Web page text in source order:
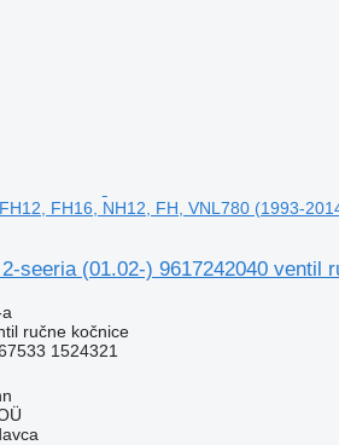
FH16, NH12, FH, VNL780 (1993-
seeria (01.02-) 9617242040 ventil
ručne kočnice
1524321